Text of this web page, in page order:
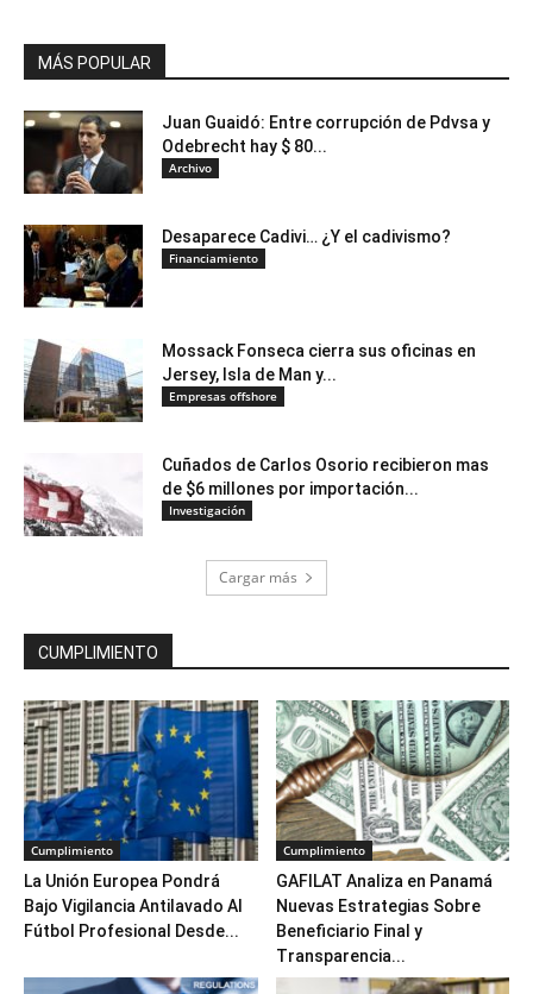
MÁS POPULAR
Juan Guaidó: Entre corrupción de Pdvsa y
Odebrecht hay $ 80...
Archivo
Desaparece Cadivi… ¿Y el cadivismo?
Financiamiento
Mossack Fonseca cierra sus oficinas en
Jersey, Isla de Man y...
Empresas offshore
Cuñados de Carlos Osorio recibieron mas
de $6 millones por importación...
Investigación
Cargar más
CUMPLIMIENTO
Cumplimiento
La Unión Europea Pondrá
Bajo Vigilancia Antilavado Al
Fútbol Profesional Desde...
Cumplimiento
GAFILAT Analiza en Panamá
Nuevas Estrategias Sobre
Beneficiario Final y
Transparencia...